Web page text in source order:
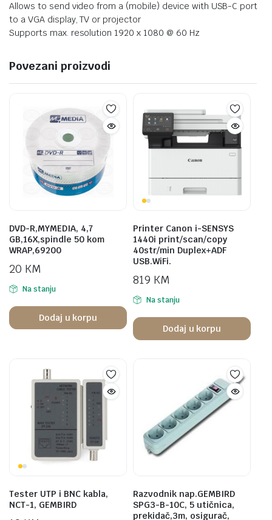
Allows to send video from a (mobile) device with USB-C port
to a VGA display, TV or projector
Supports max. resolution 1920 x 1080 @ 60 Hz
Povezani proizvodi
DVD-R,MYMEDIA, 4,7
GB,16X,spindle 50 kom
WRAP,69200
20 KM
Na stanju
Dodaj u korpu
Printer Canon i-SENSYS
1440i print/scan/copy
40str/min Duplex+ADF
USB.WiFi.
819 KM
Na stanju
Dodaj u korpu
Tester UTP i BNC kabla,
NCT-1, GEMBIRD
Razvodnik nap.GEMBIRD
SPG3-B-10C, 5 utičnica,
prekidač,3m, osigurač,